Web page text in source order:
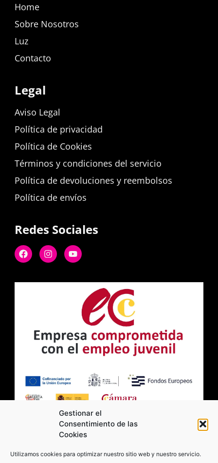
Gestionar el
Consentimiento de las
Cookies
Utilizamos cookies para optimizar nuestro sitio web y nuestro servicio.
Home
Sobre Nosotros
Luz
Contacto
Legal
Aviso Legal
Política de privacidad
Política de Cookies
Términos y condiciones del servicio
Política de devoluciones y reembolsos
Política de envíos
Redes Sociales
2026 Moviltick technologies. Todos los